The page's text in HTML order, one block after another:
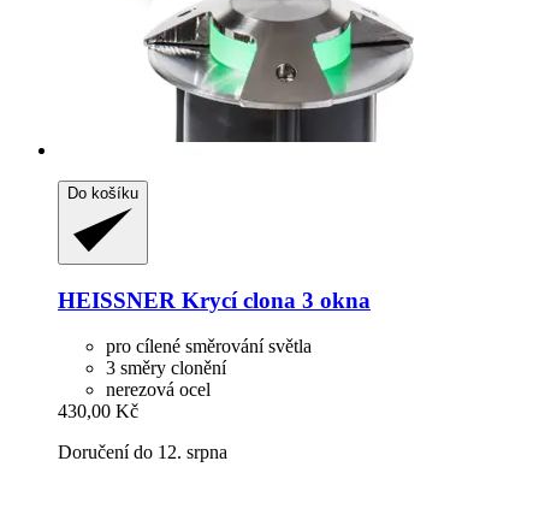
Do košíku
HEISSNER Krycí clona 3 okna
pro cílené směrování světla
3 směry clonění
nerezová ocel
430,00 Kč
Doručení do 12. srpna